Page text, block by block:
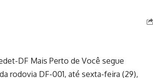
DF Mais Perto de Você segue
rodovia DF-001, até sexta-feira (29),